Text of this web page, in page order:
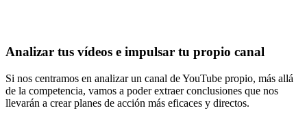
Analizar tus vídeos e impulsar tu propio canal
Si nos centramos en analizar un canal de YouTube propio, más allá
de la competencia, vamos a poder extraer conclusiones que nos
llevarán a crear planes de acción más eficaces y directos.